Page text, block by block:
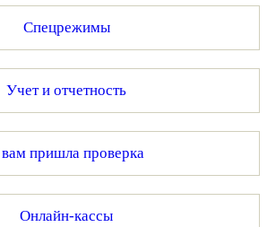
Спецрежимы
Учет и отчетность
пришла проверка
Онлайн-кассы